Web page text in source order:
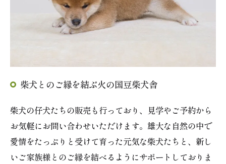
柴犬とのご縁を結ぶ火の国豆柴犬舎
柴犬の仔犬たちの販売も行っており、見学やご予約から
お気軽にお問い合わせいただけます。雄大な自然の中で
愛情をたっぷりと受けて育った元気な柴犬たちと、新し
いご家族様とのご縁を結べるようにサポートしておりま